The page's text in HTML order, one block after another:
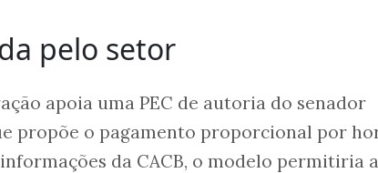
pelo setor
apoia uma PEC de autoria do senador
propõe o pagamento proporcional por
da CACB, o modelo permitiria